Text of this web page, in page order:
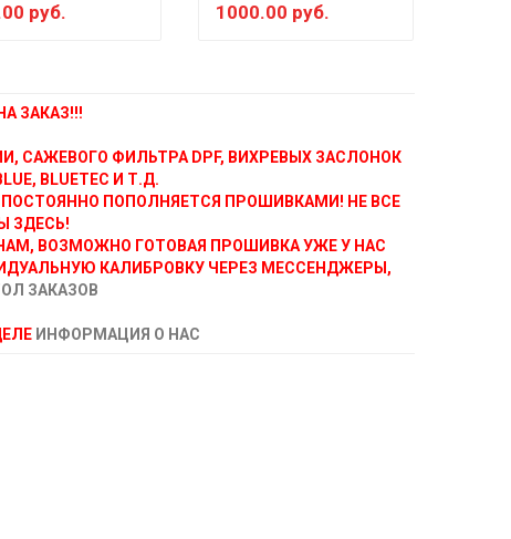
руб. 1000.00 руб.
ЗАКАЗ!!!
САЖЕВОГО ФИЛЬТРА DPF, ВИХРЕВЫХ ЗАСЛОНОК
BLUETEC И Т.Д.
ПОПОЛНЯЕТСЯ ПРОШИВКАМИ! НЕ ВСЕ
ЗДЕСЬ!
ВОЗМОЖНО ГОТОВАЯ ПРОШИВКА УЖЕ У НАС
КАЛИБРОВКУ ЧЕРЕЗ МЕССЕНДЖЕРЫ,
ЗАКАЗОВ
ИНФОРМАЦИЯ О НАС